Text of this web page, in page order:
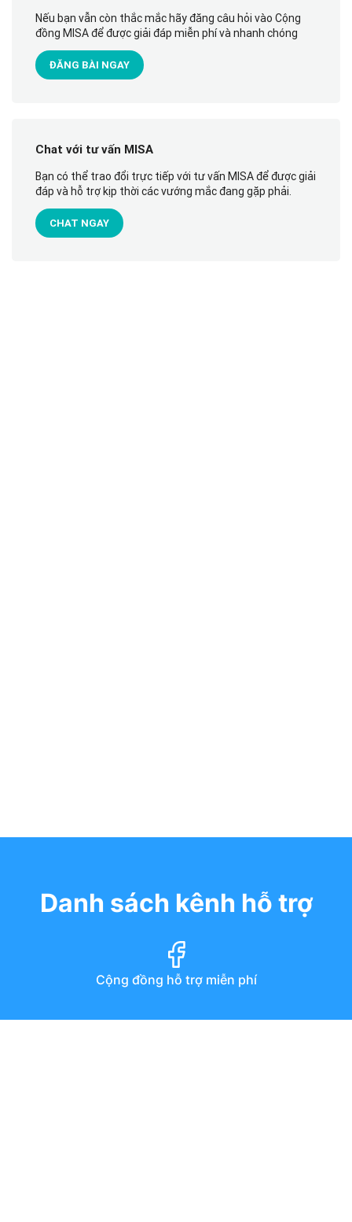
Nếu bạn vẫn còn thắc mắc hãy đăng câu hỏi vào Cộng
đồng MISA để được giải đáp miễn phí và nhanh chóng
ĐĂNG BÀI NGAY
Chat với tư vấn MISA
Bạn có thể trao đổi trực tiếp với tư vấn MISA để được giải
đáp và hỗ trợ kịp thời các vướng mắc đang gặp phải.
CHAT NGAY
Danh sách kênh hỗ trợ
Cộng đồng hỗ trợ miễn phí